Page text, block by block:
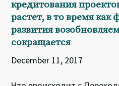
кредитования
растет, в то время
развития
сокращается
December 11, 2017